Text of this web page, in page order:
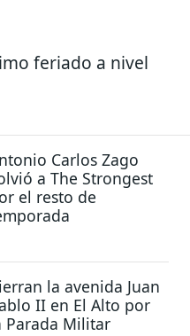
feriado a nivel
Carlos Zago
a The Strongest
el resto de
la avenida Juan
II en El Alto por
Parada Militar